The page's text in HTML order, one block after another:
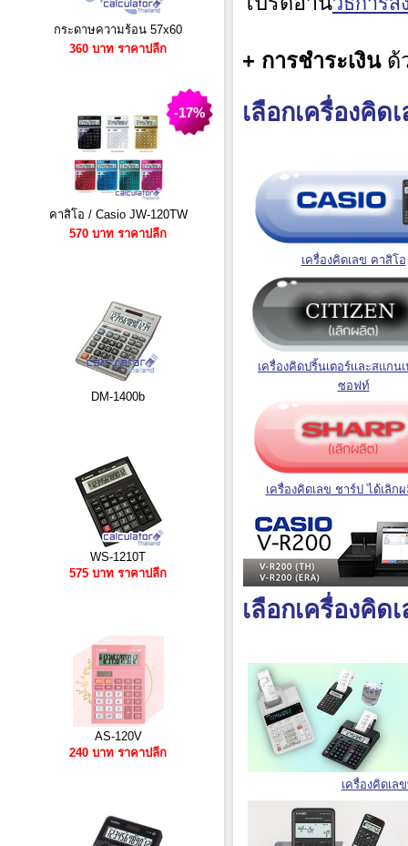
กระดาษความร้อน 57x60
360 บาท ราคาปลีก
คาสิโอ / Casio JW-120TW
570 บาท ราคาปลีก
-17%
DM-1400b
WS-1210T
575 บาท ราคาปลีก
AS-120V
240 บาท ราคาปลีก
+ การชำระเงินด้
เลือกเครื่องคิด
เครื่องคิดเลข คาสิโอ
เครื่องคิดปริ้นเตอร์เเละสแกน
ซอฟท
เครื่องคิดเลข ชาร์ป ได้เลิก
เลือกเครื่องคิด
เครื่องคิดเล